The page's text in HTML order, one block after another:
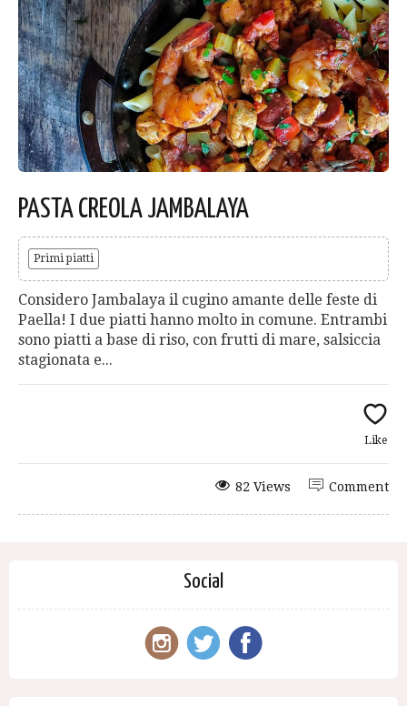
PASTA CREOLA JAMBALAYA
Primi piatti
Considero Jambalaya il cugino amante delle feste di
Paella! I due piatti hanno molto in comune. Entrambi
sono piatti a base di riso, con frutti di mare, salsiccia
stagionata e...
Like
Comment
82 Views
Social